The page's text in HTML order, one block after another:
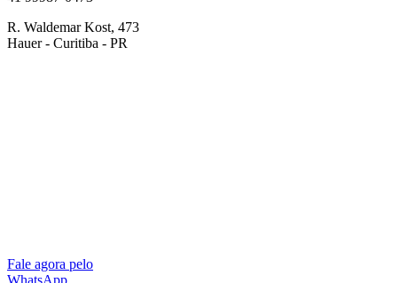
R. Waldemar Kost, 473
Hauer - Curitiba - PR
Fale agora pelo
WhatsApp